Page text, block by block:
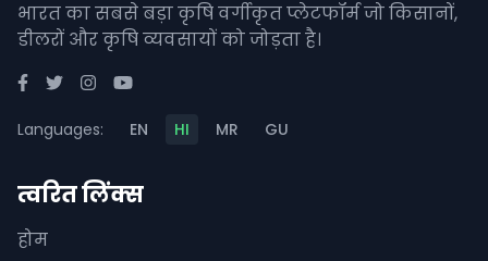
भारत का सबसे बड़ा कृषि वर्गीकृत प्लेटफॉर्म जो किसानों,
डीलरों और कृषि व्यवसायों को जोड़ता है।
Languages: EN HI MR GU
त्वरित लिंक्स
होम